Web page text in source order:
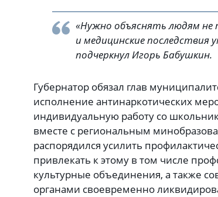
«Нужно объяснять людям не
и медицинские последствия
подчеркнул Игорь Бабушкин.
Губернатор обязал глав
исполнение антинаркотических
индивидуальную работу со
вместе с региональным
распорядился усилить
привлекать к этому в том числе
культурные объединения, а также
органами своевременно